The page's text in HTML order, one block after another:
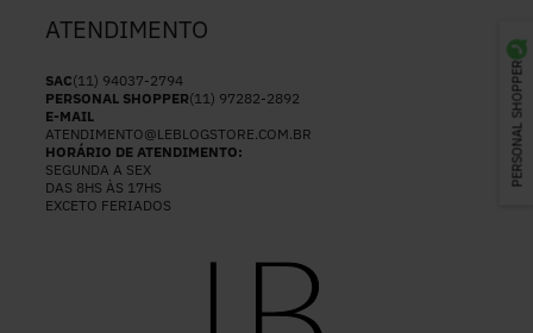
PERSONAL SHOPPER
ATENDIMENTO
SAC(11) 94037-2794
PERSONAL SHOPPER(11) 97282-2892
E-MAIL
ATENDIMENTO@LEBLOGSTORE.COM.BR
HORÁRIO DE ATENDIMENTO:
SEGUNDA A SEX
DAS 8HS ÀS 17HS
EXCETO FERIADOS